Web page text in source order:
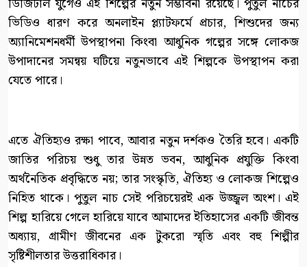
ভিডিও ধারণ করে অনলাইন প্ল্যাটফর্মে প্রচার, শিশুদের জন্য
অ্যানিমেশনধর্মী উপস্থাপনা কিংবা আধুনিক গল্পের সঙ্গে লোকজ
উপাদানের সমন্বয় ঘটিয়ে নতুনভাবে এই শিল্পকে উপস্থাপন করা
যেতে পারে।
এতে ঐতিহ্যও রক্ষা পাবে, আবার নতুন দর্শকও তৈরি হবে। একটি
জাতির পরিচয় শুধু তার উন্নত ভবন, আধুনিক প্রযুক্তি কিংবা
অর্থনৈতিক প্রবৃদ্ধিতে নয়; তার সংস্কৃতি, ঐতিহ্য ও লোকজ শিল্পেও
নিহিত থাকে। পুতুল নাচ সেই পরিচয়েরই এক উজ্জ্বল অংশ। এই
শিল্প হারিয়ে গেলে হারিয়ে যাবে আমাদের ইতিহাসের একটি জীবন্ত
অধ্যায়, গ্রামীণ জীবনের এক টুকরো স্মৃতি এবং বহু শিল্পীর
সৃষ্টিশীলতার উত্তরাধিকার।